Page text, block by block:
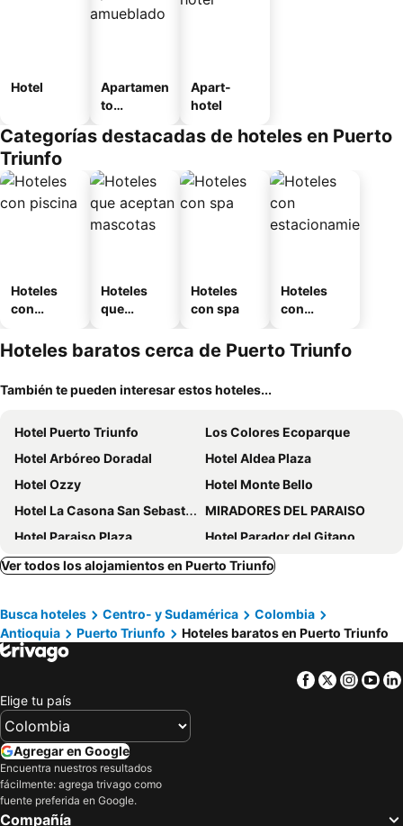
Hotel
Apartamen
to
o
Apart-
hotel
Categorías destacadas de hoteles en Puerto
Triunfo
Hoteles
con
Hoteles
que
mascotas
Hoteles
con spa
Hoteles
con
miento
Hoteles baratos cerca de Puerto Triunfo
También te pueden interesar estos hoteles...
Hotel Puerto Triunfo
Los Colores Ecoparque
Hotel Arbóreo Doradal
Hotel Aldea Plaza
Hotel Ozzy
Hotel Monte Bello
Hotel La Casona San Sebastian
MIRADORES DEL PARAISO
Hotel Paraiso Plaza
Hotel Parador del Gitano
Hotel Med Doradal
Hotel Mawill
Hotel Puerto Dorado
HOTEL LA CANCHITA
Hotel Boyaca
Hotel Internacional Boutique Milan
Hotel Inversiones Napoles
Hotel Campestre la Meseta
HOTEL EL EMPERADOR
HOTEL TORRE DELUXE ¨SANTORINI¨
Mirador del Magdalena
Angel Mari a Doradal
Santa Clara Doradal
Ver todos los alojamientos en Puerto Triunfo
Busca hoteles Centro- y Sudamérica
Colombia
Antioquia
Puerto Triunfo Hoteles baratos en Puerto Triunfo
Facebook
Twitter
Elige tu país
Agregar en Google
Encuentra nuestros resultados
fácilmente: agrega trivago como
fuente preferida en Google.
Compañía